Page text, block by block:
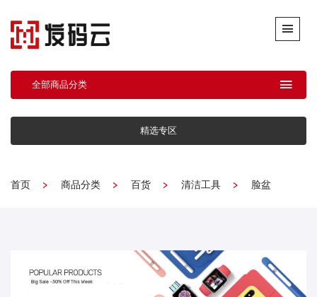
全部商品分类
精选专区
首页 商品分类 百货 清洁工具 脸盆